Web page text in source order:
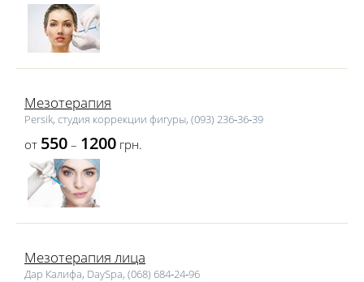
Мезотерапия
Persik, студия коррекции фигуры, (093) 236‑36‑39
от 550 – 1200 грн.
Мезотерапия лица
Дар Калифа, DaySpa, (068) 684‑24‑96